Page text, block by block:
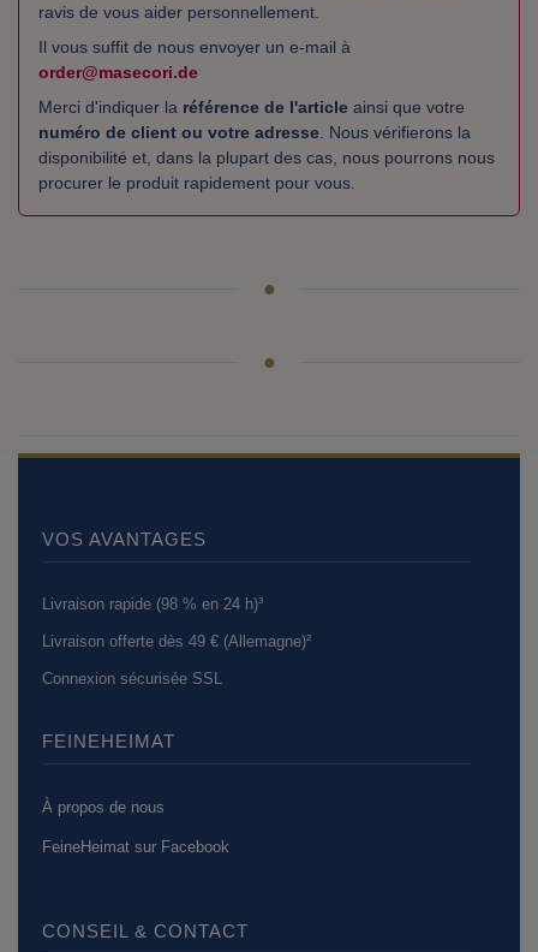
ravis de vous aider personnellement.
Il vous suffit de nous envoyer un e-mail à
order@masecori.de
Merci d'indiquer la référence de l'article ainsi que votre
numéro de client ou votre adresse . Nous vérifierons la
disponibilité et, dans la plupart des cas, nous pourrons nous
procurer le produit rapidement pour vous.
VOS AVANTAGES
Livraison rapide (98 % en 24 h)³
Livraison offerte dès 49 € (Allemagne)²
Connexion sécurisée SSL
FEINEHEIMAT
À propos de nous
FeineHeimat sur Facebook
CONSEIL & CONTACT